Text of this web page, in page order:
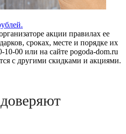
акции правилах ее
сроках, месте и порядке их
10-00 или на сайте pogoda-dom.ru
с другими скидками и акциями.